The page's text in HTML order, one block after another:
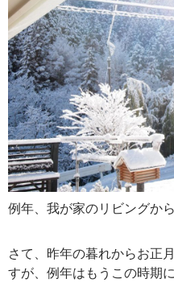
例年、我が家のリビングか
さて、昨年の暮れからお正
すが、例年はもうこの時期